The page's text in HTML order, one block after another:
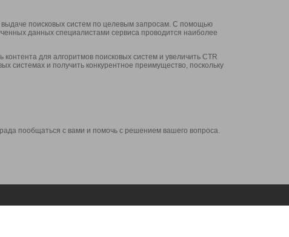
выдаче поисковых систем по целевым запросам. С помощью
данных специалистами сервиса проводится наиболее
для алгоритмов поисковых систем и увеличить CTR
системах и получить конкурентное преимущество, поскольку
пообщаться с вами и помочь с решением вашего вопроса.